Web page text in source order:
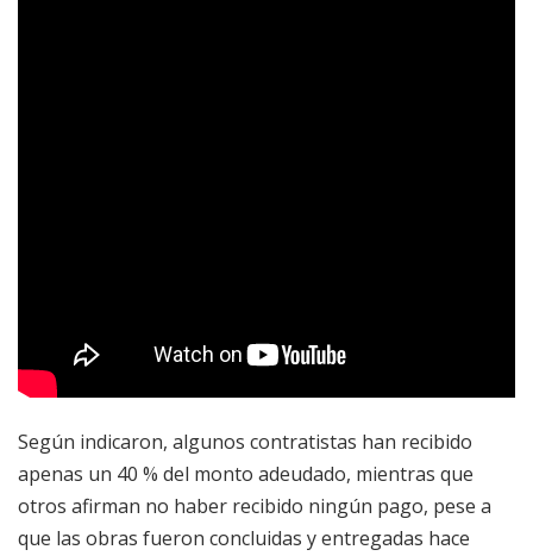
Según indicaron, algunos contratistas han recibido
apenas un 40 % del monto adeudado, mientras que
otros afirman no haber recibido ningún pago, pese a
que las obras fueron concluidas y entregadas hace